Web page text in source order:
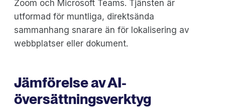
Zoom och Microsoft Teams. Tjänsten är
utformad för muntliga, direktsända
sammanhang snarare än för lokalisering av
webbplatser eller dokument.
Jämförelse av AI-
översättningsverktyg